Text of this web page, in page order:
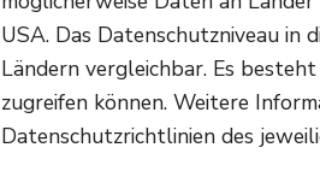
Die
dem
auch
USA. Das Datenschutzniveau in
Ländern vergleichbar. Es
zugreifen können. Weitere
Datenschutzrichtlinien des